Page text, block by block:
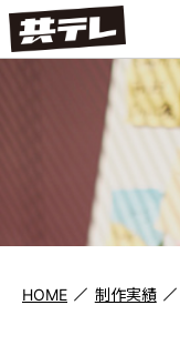
HOME 制作実績